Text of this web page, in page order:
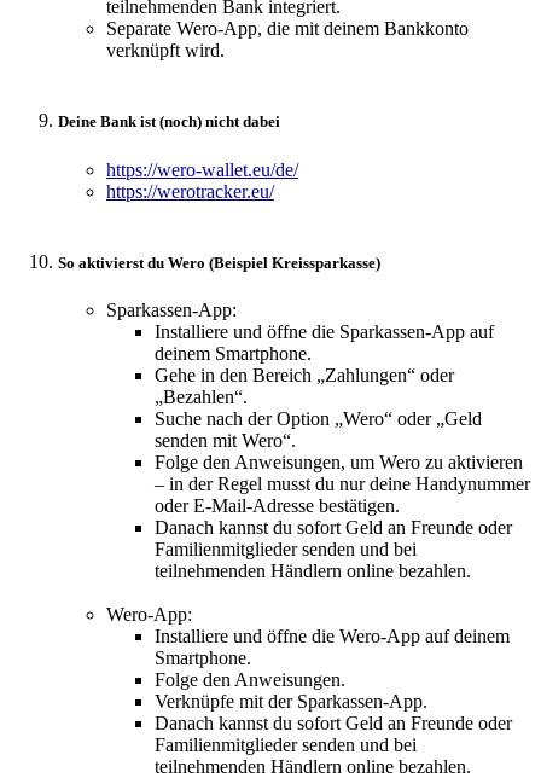
teilnehmenden Bank integriert.
Separate Wero-App, die mit deinem Bankkonto
verknüpft wird.
Deine Bank ist (noch) nicht dabei
https://wero-wallet.eu/de/
https://werotracker.eu/
So aktivierst du Wero (Beispiel Kreissparkasse)
Sparkassen-App:
Installiere und öffne die Sparkassen-App auf
deinem Smartphone.
Gehe in den Bereich „Zahlungen“ oder
„Bezahlen“.
Suche nach der Option „Wero“ oder „Geld
senden mit Wero“.
Folge den Anweisungen, um Wero zu aktivieren
– in der Regel musst du nur deine Handynummer
oder E-Mail-Adresse bestätigen.
Danach kannst du sofort Geld an Freunde oder
Familienmitglieder senden und bei
teilnehmenden Händlern online bezahlen.
Wero-App:
Installiere und öffne die Wero-App auf deinem
Smartphone.
Folge den Anweisungen.
Verknüpfe mit der Sparkassen-App.
Danach kannst du sofort Geld an Freunde oder
Familienmitglieder senden und bei
teilnehmenden Händlern online bezahlen.